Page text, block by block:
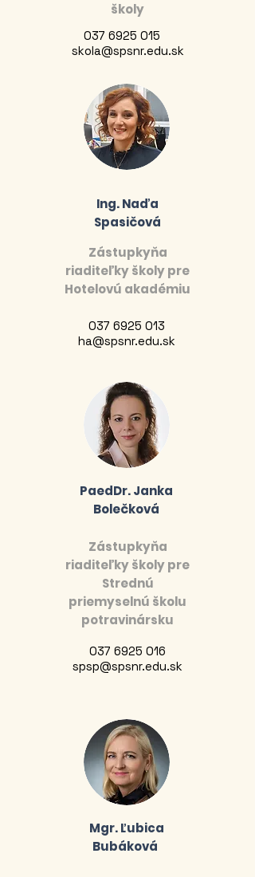
školy
037 6925 015
skola@spsnr.edu.sk
Ing. Naďa
Spasičová
Zástupkyňa
riaditeľky školy pre
Hotelovú akadémiu
037 6925 013
ha@spsnr.edu.sk
PaedDr. Janka
Bolečková
Zástupkyňa
riaditeľky školy pre
Strednú
priemyselnú školu
potravinársku
037 6925 016
spsp@spsnr.edu.sk
Mgr. Ľubica
Bubáková